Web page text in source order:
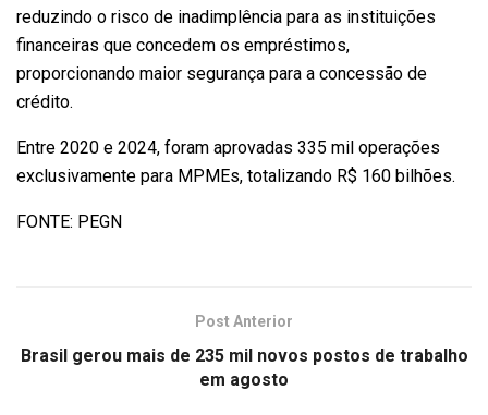
reduzindo o risco de inadimplência para as instituições
financeiras que concedem os empréstimos,
proporcionando maior segurança para a concessão de
crédito.
Entre 2020 e 2024, foram aprovadas 335 mil operações
exclusivamente para MPMEs, totalizando R$ 160 bilhões.
FONTE: PEGN
Post Anterior
Brasil gerou mais de 235 mil novos postos de trabalho
em agosto